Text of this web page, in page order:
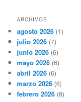
ARCHIVOS
agosto 2026 (1)
julio 2026 (7)
junio 2026 (6)
mayo 2026 (6)
abril 2026 (6)
marzo 2026 (6)
febrero 2026 (8)